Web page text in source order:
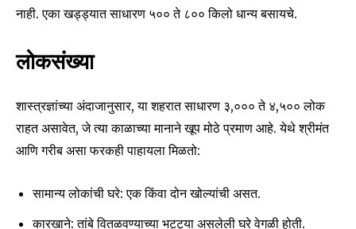
SUBSCRIBE
I've read and accept the
6,300
Fans
32,111
Followers
75
नाही. एका खड्ड्यात साधारण ५०० ते ८०० किलो धान्य बसायचे.
लोकसंख्या
शास्त्रज्ञांच्या अंदाजानुसार, या शहरात साधारण ३,००० ते ४,५०० लोक
राहत असावेत, जे त्या काळाच्या मानाने खूप मोठे प्रमाण आहे. येथे श्रीमंत
आणि गरीब असा फरकही पाहायला मिळतो:
सामान्य लोकांची घरे: एक किंवा दोन खोल्यांची असत.
कारखाने: तांबे वितळवण्याच्या भट्ट्या असलेली घरे वेगळी होती.